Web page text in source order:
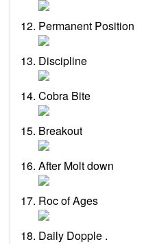
Permanent Position
Discipline
Cobra Bite
Breakout
After Molt down
Roc of Ages
Daily Dopple .